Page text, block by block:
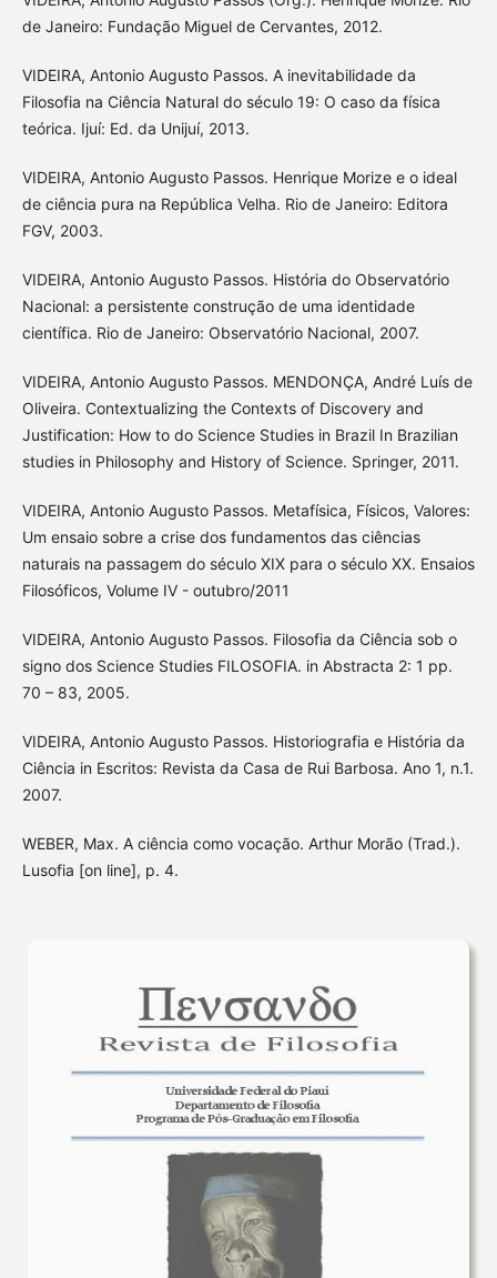
de Janeiro: Fundação Miguel de Cervantes, 2012.
VIDEIRA, Antonio Augusto Passos. A inevitabilidade da
Filosofia na Ciência Natural do século 19: O caso da física
teórica. Ijuí: Ed. da Unijuí, 2013.
VIDEIRA, Antonio Augusto Passos. Henrique Morize e o ideal
de ciência pura na República Velha. Rio de Janeiro: Editora
FGV, 2003.
VIDEIRA, Antonio Augusto Passos. História do Observatório
Nacional: a persistente construção de uma identidade
científica. Rio de Janeiro: Observatório Nacional, 2007.
VIDEIRA, Antonio Augusto Passos. MENDONÇA, André Luís de
Oliveira. Contextualizing the Contexts of Discovery and
Justification: How to do Science Studies in Brazil In Brazilian
studies in Philosophy and History of Science. Springer, 2011.
VIDEIRA, Antonio Augusto Passos. Metafísica, Físicos, Valores:
Um ensaio sobre a crise dos fundamentos das ciências
naturais na passagem do século XIX para o século XX. Ensaios
Filosóficos, Volume IV - outubro/2011
VIDEIRA, Antonio Augusto Passos. Filosofia da Ciência sob o
signo dos Science Studies FILOSOFIA. in Abstracta 2: 1 pp.
70 – 83, 2005.
VIDEIRA, Antonio Augusto Passos. Historiografia e História da
Ciência in Escritos: Revista da Casa de Rui Barbosa. Ano 1, n.1.
2007.
WEBER, Max. A ciência como vocação. Arthur Morão (Trad.).
Lusofia [on line], p. 4.